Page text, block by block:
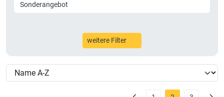
Sonderangebot
weitere Filter